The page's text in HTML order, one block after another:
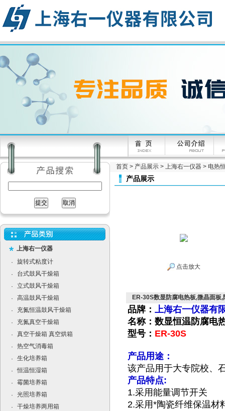
上海右一仪器
·
旋转式粘度计
·
台式鼓风干燥箱
·
立式鼓风干燥箱
·
高温鼓风干燥箱
·
充氮恒温鼓风干燥箱
·
充氮真空干燥箱
·
真空干燥箱 真空烘箱
·
热空气消毒箱
·
生化培养箱
·
恒温恒湿箱
·
霉菌培养箱
·
光照培养箱
·
干燥培养两用箱
首页 > 产品展示 > 上海右一仪器 > 电热
产品展示
点击放大
ER-30S数显防腐电热板,微晶面板
品牌： 上海右一仪器有
名称：数显恒温防腐电
型号： ER-30S
产品用途：
该产品用于大专院校、
产品特点:
1.采用能量调节开关
2.采用*陶瓷纤维保温材